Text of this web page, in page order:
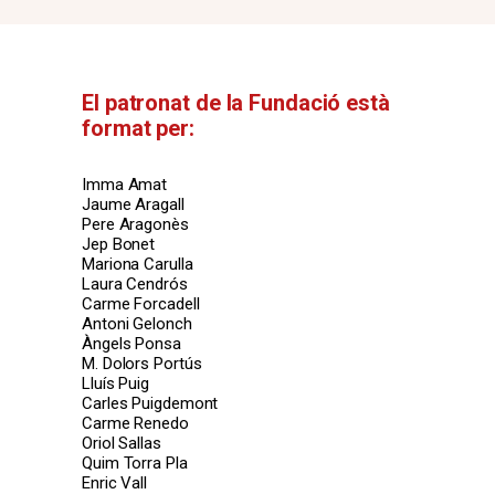
El patronat de la Fundació està
format per:
Imma Amat
Jaume Aragall
Pere Aragonès
Jep Bonet
Mariona Carulla
Laura Cendrós
Carme Forcadell
Antoni Gelonch
Àngels Ponsa
M. Dolors Portús
Lluís Puig
Carles Puigdemont
Carme Renedo
Oriol Sallas
Quim Torra Pla
Enric Vall